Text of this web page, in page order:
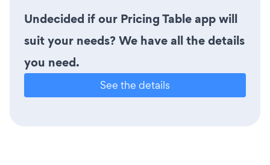
Undecided if our Pricing Table app will
suit your needs? We have all the details
you need.
See the details